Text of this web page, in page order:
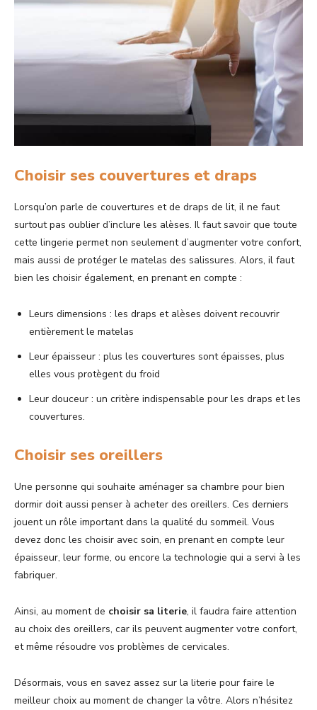
Choisir ses couvertures et draps
Lorsqu’on parle de couvertures et de draps de lit, il ne faut
surtout pas oublier d’inclure les alèses. Il faut savoir que toute
cette lingerie permet non seulement d’augmenter votre confort,
mais aussi de protéger le matelas des salissures. Alors, il faut
bien les choisir également, en prenant en compte :
Leurs dimensions : les draps et alèses doivent recouvrir
entièrement le matelas
Leur épaisseur : plus les couvertures sont épaisses, plus
elles vous protègent du froid
Leur douceur : un critère indispensable pour les draps et les
couvertures.
Choisir ses oreillers
Une personne qui souhaite aménager sa chambre pour bien
dormir doit aussi penser à acheter des oreillers. Ces derniers
jouent un rôle important dans la qualité du sommeil. Vous
devez donc les choisir avec soin, en prenant en compte leur
épaisseur, leur forme, ou encore la technologie qui a servi à les
fabriquer.
Ainsi, au moment de choisir sa literie, il faudra faire attention
au choix des oreillers, car ils peuvent augmenter votre confort,
et même résoudre vos problèmes de cervicales.
Désormais, vous en savez assez sur la literie pour faire le
meilleur choix au moment de changer la vôtre. Alors n’hésitez